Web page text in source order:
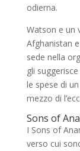
odierna.
Watson e un
Afghanistan
sede nella
gli
le spese di
mezzo di
Sons of
I Sons of
verso cui